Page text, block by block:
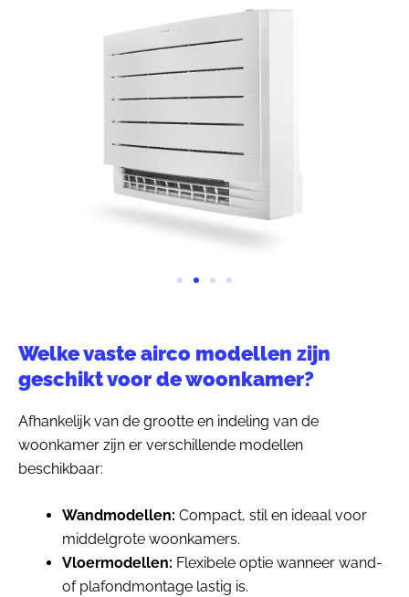
Welke vaste airco modellen zijn
geschikt voor de woonkamer?
Afhankelijk van de grootte en indeling van de
woonkamer zijn er verschillende modellen
beschikbaar:
Wandmodellen: Compact, stil en ideaal voor
middelgrote woonkamers.
Vloermodellen: Flexibele optie wanneer wand-
of plafondmontage lastig is.